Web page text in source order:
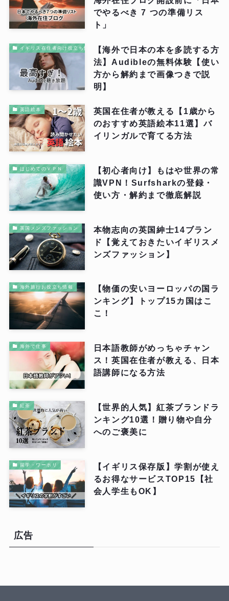
でやるべき 7 つの準備リス
ト」
イギリス在住者向け役立ち情報
【海外で日本の本を多読する方
法】Audibleの無料体験【使い
方から解約まで画像つきで説
明】
英語絵本
英国在住者が教える【1歳から
のおすすめ英語絵本11選】バ
イリンガルで育てる方法
はじめてのＶＰＮ
【初心者向け】もはや世界の常
識VPN！Surfsharkの登録・
使い方・解約まで徹底解説
英国メンズファッション
本物志向の英国紳士14ブラン
ド【覚えておきたいイギリスメ
ンズファッション】
海外旅行お役立ち情報
【物価の安いヨーロッパの国ラ
ンキング】トップ15カ国はこ
こ！
海外で仕事
日本語教師がめっちゃチャン
ス！英国在住者が教える、日本
語講師になる方法
紅茶
【世界的人気】紅茶ブランドラ
ンキング10選！贈り物や自分
へのご褒美に
留学・ワーホリ
【イギリス保存版】学割が使え
るお得なサービスTOP15【社
会人学生もOK】
広告